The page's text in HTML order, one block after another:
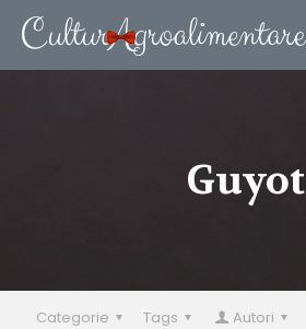
Guyot
Categorie Tags Autori